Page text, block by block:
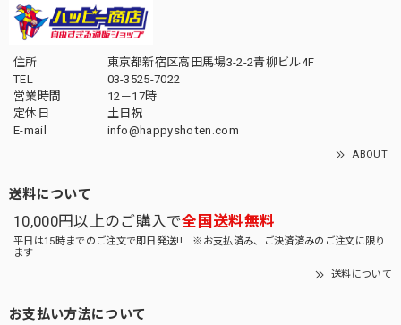
住所
東京都新宿区高田馬場3-2-2青柳ビル4F
TEL
03-3525-7022
営業時間
12－17時
定休日
土日祝
E-mail
info@happyshoten.com
ABOUT
送料について
10,000円以上のご購入で全国送料無料
平日は15時までのご注文で即日発送!! ※お支払済み、ご決済済みのご注文に限り
ます
送料について
お支払い方法について